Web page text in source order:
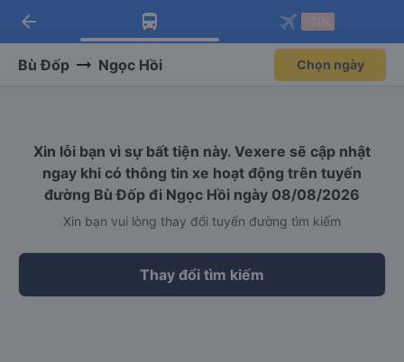
Tải app Vexere ngay!
Nhận ưu đãi thành viên độc
Mở app
Tải app Vexere
-30k/ghế khi đặt vé máy bay qua
Mở app
arrow_back
Bù Đốp Ngọc Hồi Chọn ngày
Xin lỗi bạn vì sự bất tiện này. Vexere sẽ cập nhật
ngay khi có thông tin xe hoạt động trên tuyến
đường Bù Đốp đi Ngọc Hồi ngày 08/08/2026
Xin bạn vui lòng thay đổi tuyến đường tìm kiếm
Thay đổi tìm kiếm